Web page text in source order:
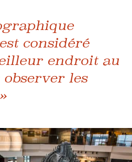
considéré
endroit au
les